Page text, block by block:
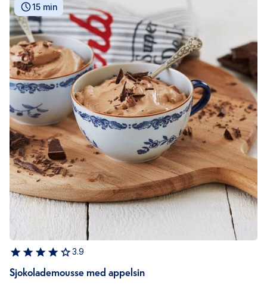
15 min
3.9
Sjokolademousse med appelsin